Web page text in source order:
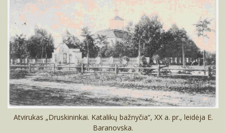
Atvirukas „Druskininkai. Katalikų bažnyčia“, XX a. pr., leidėja E.
Baranovska.